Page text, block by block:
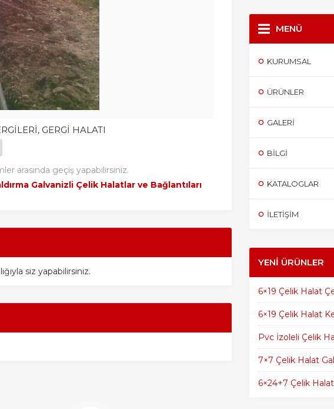
GERGİ HALATI
arasında geçiş yapabilirsiniz.
Galvanizli Çelik Halatlar ve Bağlantıları
siz yapabilirsiniz.
MENÜ
KURUMSAL
ÜRÜNLER
GALERI
BILGI
KATALOGLAR
İLETİŞİM
YENI ÜRÜNLER
6×19 Çelik Halat
6×19 Çelik Halat
Pvc İzoleli Çelik
7×7 Çelik Halat
6×24+7 Çelik